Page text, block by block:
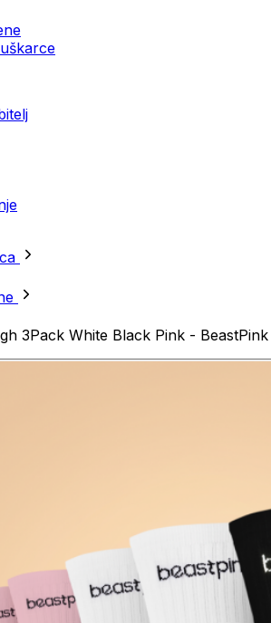
3Pack White Black Pink - BeastPink